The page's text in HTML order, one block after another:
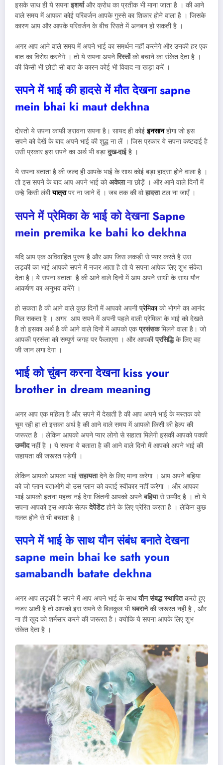
इसके साथ ही ये सपनाइशर्याऔर क्रोध का प्रतीक भी माना जाता है । की आने
वाले समय में आपका कोई परिवर्जन आपके गुस्से का शिकार होने वाला है । जिसके
कारण आप और आपके परिवर्जन के बीच रिसते में अनबन हो सकती है ।
अगर आप आने वाले समय में अपने भाई का समर्थन नहीं करनेगे और उनकी हर एक
बात का विरोध करनेगे । तो ये सपना अपनेरिस्तोंको बचाने का संकेत देता है ।
की किसी भी छोटी सी बात के कारन कोई भी विवाद ना खड़ा करें ।
सपने में भाई की हादसे में मौत देखना sapne
mein bhai ki maut dekhna
दोस्तो ये सपना काफी डरावना सपना है। सायद ही कोईइनसानहोगा जो इस
सपने को देखें के बाद अपने भाई की शुद्ध ना लें । जिस प्रकार ये सपना कष्टदाई है
उसी प्रकार इस सपने का अर्थ भी बड़ादुख-दाईहै ।
ये सपना बताता है की जल्द ही आपके भाई के साथ कोई बड़ा हादसा होने वाला है ।
तो इस सपने के बाद आप अपने भाई कोअकेलाना छोड़ें । और आने वाले दिनों में
उन्हे किसी लंबीयात्रापर ना जाने दें । जब तक की वोहादसाटल ना जाएँ ।
सपने में प्रेमिका के भाई को देखनाSapne
mein premika ke bahi ko dekhna
यदि आप एक अविवाहित पुरुष है और आप जिस लकड़ी से प्यार करते है उस
लड्की का भाई आपको सपने में नजर आता है तो ये सपना आपेक लिए शुभ संकेत
देता है। ये सपना बताता है की आने वाले दिनों में आप अपने साथी के साथ यौन
आकर्षण का अनुभव करेंगे ।
हो सकता है की आने वाले कुछ दिनों में आपको अपनीप्रेमिकाको भोगने का आनंद
मिल सकता है । अगर आप सपने में अपनी पहले वाली प्रेमिका के भाई को देखते
है तो इसका अर्थ है की आने वाले दिनों में आपको एकप्रसंसकमिलने वाला है। जो
आपकी प्रसंसा को सम्पूर्ण जगह पर फैलाएगा । और आपकीप्रसिद्धिके लिए वह
जी जान लगा देगा ।
भाई को चुंबन करना देखनाkiss your
brother in dream meaning
अगर आप एक महिला है और सपने में देखती है की आप अपने भाई के मस्तक को
चूम रही हा तो इसका अर्थ है की आने वाले समय में आपको किसी की हेल्प की
जरूरत है । लेकिन आपको अपने प्यार लोगो से सहाता मिलेगी इसकी आपको पक्की
उम्मीदनहीं है । ये सपना ये बताता है की आने वाले दिनो में आपको अपने भाई की
सहायता की जरूरत पड़ेगी ।
लेकिन आपको आपका भाईसहायतादेने के लिए माना करेगा । आप अपने बहिया
को जो प्लान बताओगे वो उस प्लान को कतई स्वीकार नहीं करेगा । और आपका
भाई आपको इतना महत्व नई देगा जिंतनी आपको अपनेबहियासे उम्मीद है । तो ये
सपना आपको इस आपके सेल्फदेपेंडेंटहोने के लिए प्रेरित करता है । लेकिन कुछ
गलत होने से भी बचाता है ।
सपने में भाई के साथ यौन संबंध बनाते देखना
sapne mein bhai ke sath youn
samabandh batate dekhna
अगर आप लड़की है सपने में आप अपने भाई के साथयौन संबद्ध स्थापितकरते हुए
नजर आती है तो आपको इस सपने से बिलकुल भीघबरानेकी जरूरत नहीं है , और
ना ही खुद को शर्मसार करने की जरूरत है। क्योकि ये सपना आपके लिए शुभ
संकेत देता है ।